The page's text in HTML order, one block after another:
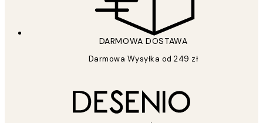
DARMOWA DOSTAWA
Darmowa Wysyłka od 249 zł